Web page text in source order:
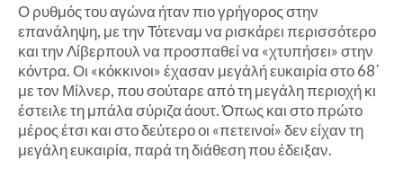
Ο ρυθμός του αγώνα ήταν πιο γρήγορος στην
επανάληψη, με την Τότεναμ να ρισκάρει περισσότερο
και την Λίβερπουλ να προσπαθεί να «χτυπήσει» στην
κόντρα. Οι «κόκκινοι» έχασαν μεγάλή ευκαιρία στο 68΄
με τον Μίλνερ, που σούταρε από τη μεγάλη περιοχή κι
έστειλε τη μπάλα σύριζα άουτ. Όπως και στο πρώτο
μέρος έτσι και στο δεύτερο οι «πετεινοί» δεν είχαν τη
μεγάλη ευκαιρία, παρά τη διάθεση που έδειξαν.